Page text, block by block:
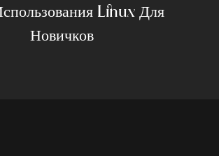
Linux Для
Новичков